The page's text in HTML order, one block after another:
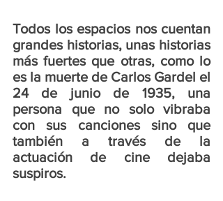
Todos los espacios nos cuentan
grandes historias, unas historias
más fuertes que otras, como lo
es la muerte de Carlos Gardel el
24 de junio de 1935, una
persona que no solo vibraba
con sus canciones sino que
también a través de la
actuación de cine dejaba
suspiros.